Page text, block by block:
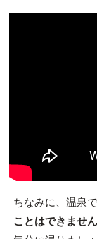
ちなみに、温泉
ことはできません